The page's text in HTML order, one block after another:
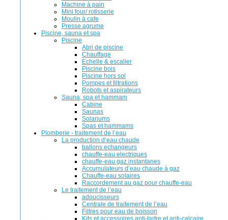
Machine à pain
Mini four/ rotisserie
Moulin à cafe
Presse agrume
Piscine, sauna et spa
Piscine
Abri de piscine
Chauffage
Echelle & escalier
Piscine bois
Piscine hors sol
Pompes et filtrations
Robots et aspirateurs
Sauna, spa et hammam
Cabine
Saunas
Solariums
Spas et hammams
Plomberie - traitement de l’eau
La production d’eau chaude
ballons echangeurs
chauffe-eau electriques
chauffe-eau gaz instantanes
Accumulateurs d’eau chaude à gaz
Chauffe-eau solaires
Raccordement au gaz pour chauffe-eau
Le traitement de l’eau
adoucisseurs
Centrale de traitement de l’eau
Filtres pour eau de boisson
Kits et accessoires anti-tartre et anti-calcaire